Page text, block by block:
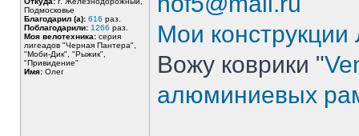
Подмосковье
Благодарил (а): 616 раз.
Поблагодарили: 1266 раз.
Моя велотехника: серия
лигеадов "Черная Пантера",
"Моби-Дик", "Рыжик",
"Привидение"
Имя: Олег
Мои конструкции
Вожу коврики "
алюминиевых